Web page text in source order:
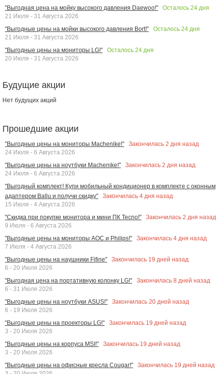
"Выгодная цена на мойку высокого давления Daewoo!"
Осталось 24 дня
21 Июля - 31 Августа 2026
"Выгодные цены на мойки высокого давления Bort!"
Осталось 24 дня
21 Июля - 31 Августа 2026
"Выгодные цены на мониторы LG!"
Осталось 24 дня
20 Июля - 31 Августа 2026
Будущие акции
Нет будущих акций
Прошедшие акции
"Выгодные цены на мониторы Machenike!" Закончилась 2 дня назад
24 Июля - 6 Августа 2026
"Выгодные цены на ноутбуки Machenike!"
Закончилась 2 дня назад
24 Июля - 6 Августа 2026
"Выгодный комплект! Купи мобильный кондиционер в комплекте с оконным
адаптером Ballu и получи скидку"
Закончилась 4 дня назад
15 Июля - 4 Августа 2026
"Скидка при покупке монитора и мини ПК Tecno!"
Закончилась 2 дня назад
9 Июля - 6 Августа 2026
"Выгодные цены на мониторы AOC и Philips!"
Закончилась 4 дня назад
7 Июля - 4 Августа 2026
"Выгодные цены на наушники Fifine"
Закончилась 19 дней назад
6 - 20 Июля 2026
"Выгодная цена на портативную колонку LG!"
Закончилась 8 дней назад
6 - 31 Июля 2026
"Выгодные цены на ноутбуки ASUS!"
Закончилась 20 дней назад
6 - 19 Июля 2026
"Выгодные цены на проекторы LG!"
Закончилась 19 дней назад
3 - 20 Июля 2026
"Выгодные цены на корпуса MSI!"
Закончилась 19 дней назад
3 - 20 Июля 2026
"Выгодные цены на офисные кресла Cougar!"
Закончилась 19 дней назад